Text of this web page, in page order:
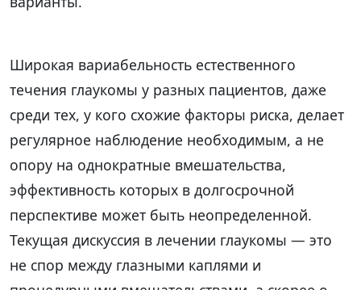
Широкая вариабельность естественного
течения глаукомы у разных пациентов, даже
среди тех, у кого схожие факторы риска, делает
регулярное наблюдение необходимым, а не
опору на однократные вмешательства,
эффективность которых в долгосрочной
перспективе может быть неопределенной.
Текущая дискуссия в лечении глаукомы — это
не спор между глазными каплями и